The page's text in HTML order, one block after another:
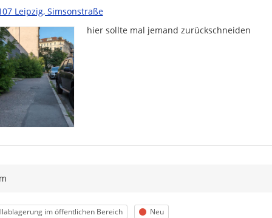
Leipzig, Simsonstraße
hier sollte mal jemand zurückschneiden
im öffentlichen Bereich Status
Neu